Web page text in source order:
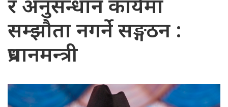
र अनुसन्धान कार्यमा
सम्झौता नगर्ने सङ्गठन :
प्रधानमन्त्री